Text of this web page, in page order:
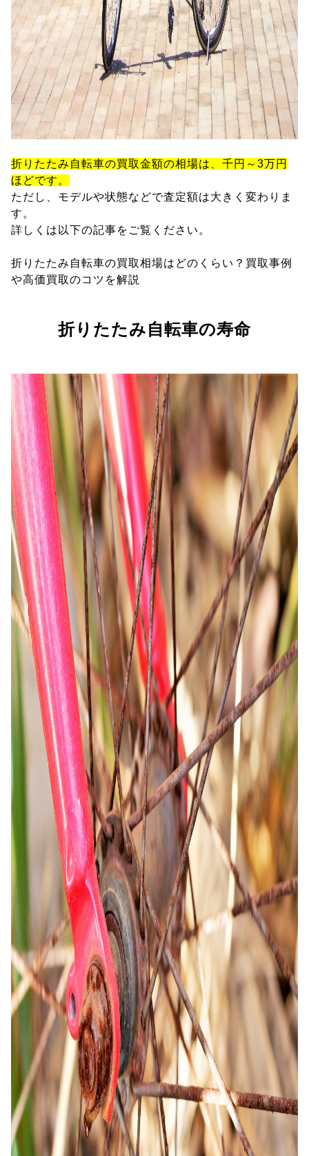
折りたたみ自転車の買取金額の相場は、千円～3万円
ほどです。
ただし、モデルや状態などで査定額は大きく変わりま
す。
詳しくは以下の記事をご覧ください。
折りたたみ自転車の買取相場はどのくらい？買取事例
や高価買取のコツを解説
折りたたみ自転車の寿命